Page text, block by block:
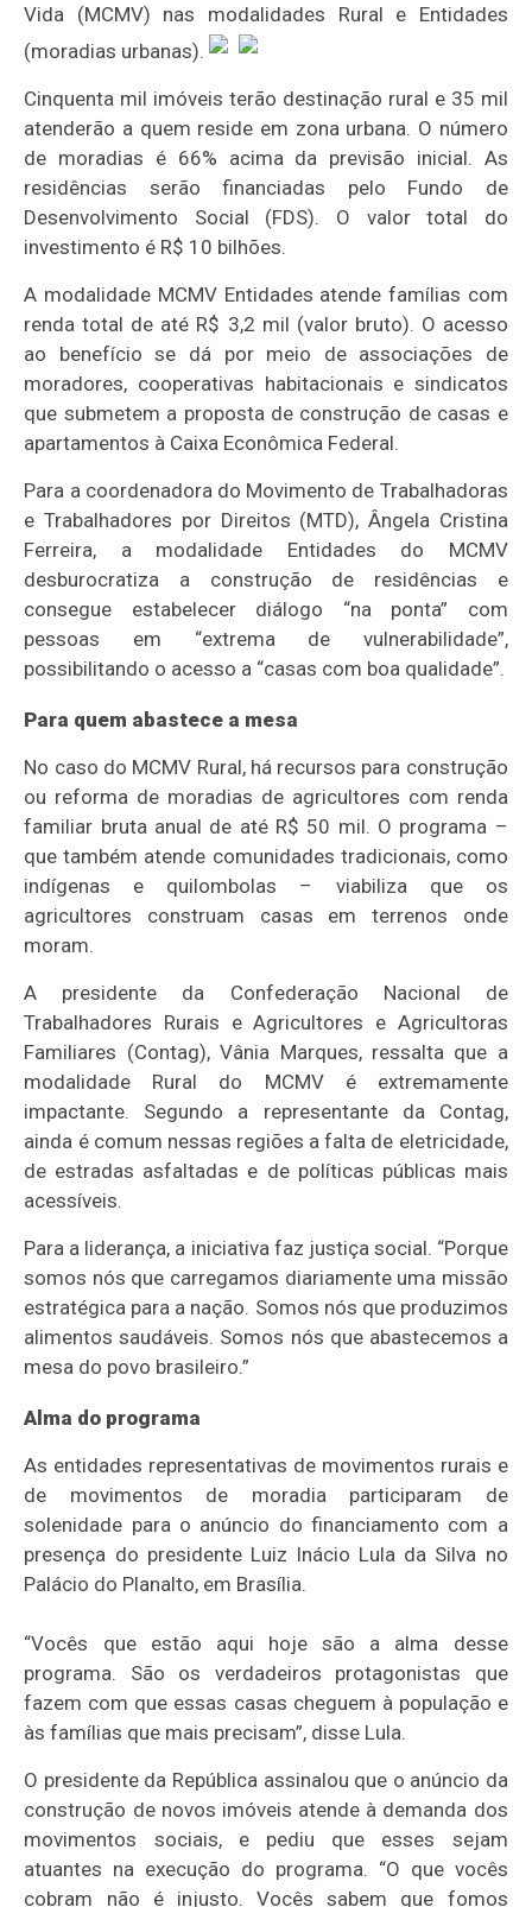
Vida (MCMV) nas modalidades Rural e Entidades
(moradias urbanas).
Cinquenta mil imóveis terão destinação rural e 35 mil
atenderão a quem reside em zona urbana. O número
de moradias é 66% acima da previsão inicial. As
residências serão financiadas pelo Fundo de
Desenvolvimento Social (FDS). O valor total do
investimento é R$ 10 bilhões.
A modalidade MCMV Entidades atende famílias com
renda total de até R$ 3,2 mil (valor bruto). O acesso
ao benefício se dá por meio de associações de
moradores, cooperativas habitacionais e sindicatos
que submetem a proposta de construção de casas e
apartamentos à Caixa Econômica Federal.
Para a coordenadora do Movimento de Trabalhadoras
e Trabalhadores por Direitos (MTD), Ângela Cristina
Ferreira, a modalidade Entidades do MCMV
desburocratiza a construção de residências e
consegue estabelecer diálogo “na ponta” com
pessoas em “extrema de vulnerabilidade”,
possibilitando o acesso a “casas com boa qualidade”.
Para quem abastece a mesa
No caso do MCMV Rural, há recursos para construção
ou reforma de moradias de agricultores com renda
familiar bruta anual de até R$ 50 mil. O programa –
que também atende comunidades tradicionais, como
indígenas e quilombolas – viabiliza que os
agricultores construam casas em terrenos onde
moram.
A presidente da Confederação Nacional de
Trabalhadores Rurais e Agricultores e Agricultoras
Familiares (Contag), Vânia Marques, ressalta que a
modalidade Rural do MCMV é extremamente
impactante. Segundo a representante da Contag,
ainda é comum nessas regiões a falta de eletricidade,
de estradas asfaltadas e de políticas públicas mais
acessíveis.
Para a liderança, a iniciativa faz justiça social. “Porque
somos nós que carregamos diariamente uma missão
estratégica para a nação. Somos nós que produzimos
alimentos saudáveis. Somos nós que abastecemos a
mesa do povo brasileiro.”
Alma do programa
As entidades representativas de movimentos rurais e
de movimentos de moradia participaram de
solenidade para o anúncio do financiamento com a
presença do presidente Luiz Inácio Lula da Silva no
Palácio do Planalto, em Brasília.
“Vocês que estão aqui hoje são a alma desse
programa. São os verdadeiros protagonistas que
fazem com que essas casas cheguem à população e
às famílias que mais precisam”, disse Lula.
O presidente da República assinalou que o anúncio da
construção de novos imóveis atende à demanda dos
movimentos sociais, e pediu que esses sejam
atuantes na execução do programa. “O que vocês
cobram não é injusto. Vocês sabem que fomos